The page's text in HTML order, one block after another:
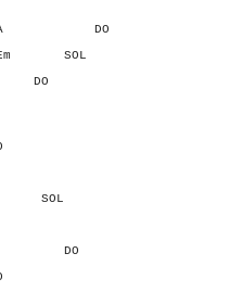
DO
SOL
DO
SOL
DO